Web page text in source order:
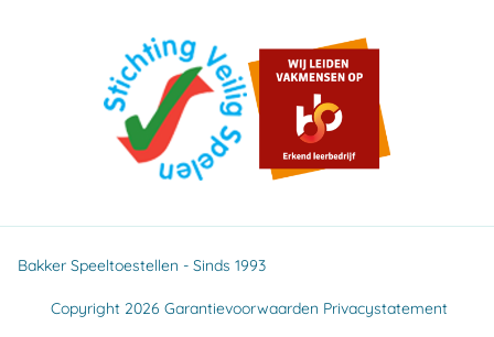
Bakker Speeltoestellen - Sinds 1993
Copyright 2026 Garantievoorwaarden Privacystatement